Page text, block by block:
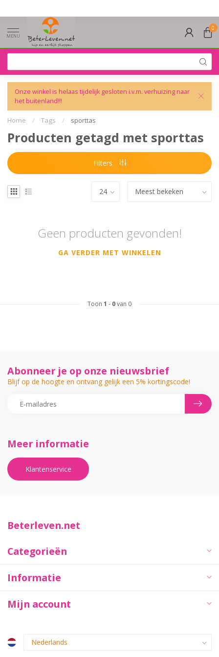
MENU
0
Onze winkel is helaas tijdelijk gesloten i.v.m. verhuizing naar
het buitenland!!!
Home / Tags / sporttas
Producten getagd met sporttas
Filters
Geen producten gevonden!
GA VERDER MET WINKELEN
Toon 1 - 0van 0
Meer informatie
Klantenservice
Abonneer je op onze nieuwsbrief
Blijf op de hoogte en ontvang gelijk een 5% kortingscode!
Beterleven.net
Categorieën
Informatie
Mijn account